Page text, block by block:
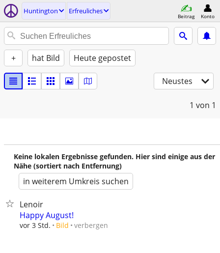
Huntington Erfreuliches
Beitrag Konto
+ hat Bild Heute gepostet
Neustes
1 von 1
Keine lokalen Ergebnisse gefunden. Hier sind einige aus der
Nähe (sortiert nach Entfernung)
in weiterem Umkreis suchen
Lenoir
Happy August!
vor 3 Std. Bild verbergen